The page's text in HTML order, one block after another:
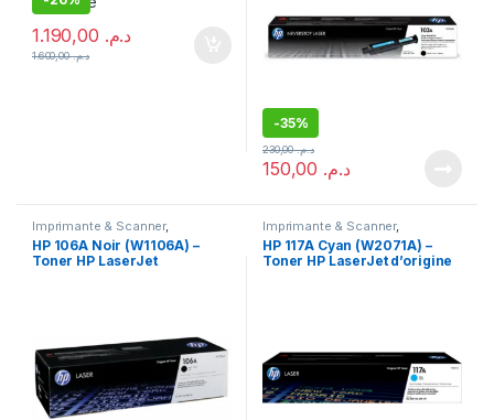
د.م.
د.م.1.600,00
-35%
د.م.
د.م.230,00
Imprimante & Scanner,
Consommables,Toner
HP 106A Noir (W1106A) –
Toner HP LaserJet
Imprimante & Scanner,
Consommables,Toner
HP 117A Cyan (W2071A) –
Toner HP LaserJet d’origine